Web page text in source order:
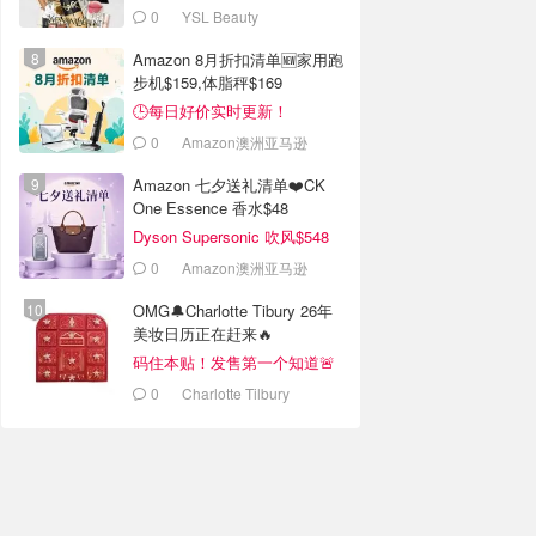
0 YSL Beauty
Amazon 8月折扣清单🆕家用跑
步机$159,体脂秤$169
🕒每日好价实时更新！
0 Amazon澳洲亚马逊
Amazon 七夕送礼清单❤️CK
One Essence 香水$48
Dyson Supersonic 吹风$548
0 Amazon澳洲亚马逊
OMG🔔Charlotte Tibury 26年
美妆日历正在赶来🔥
码住本贴！发售第一个知道🚨
0 Charlotte Tilbury